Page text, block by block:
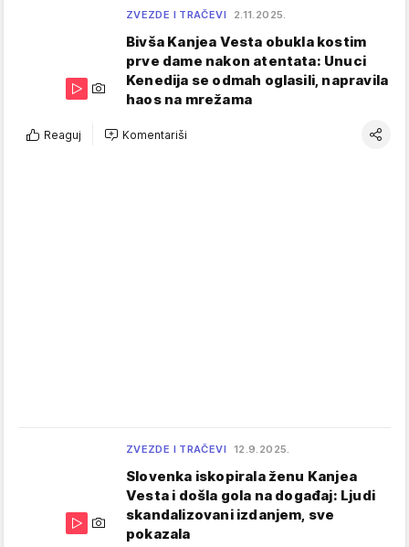
ZVEZDE I TRAČEVI 2.11.2025.
Bivša Kanjea Vesta obukla kostim
prve dame nakon atentata: Unuci
Kenedija se odmah oglasili, napravila
haos na mrežama
Reaguj Komentariši
ZVEZDE I TRAČEVI 12.9.2025.
Slovenka iskopirala ženu Kanjea
Vesta i došla gola na događaj: Ljudi
skandalizovani izdanjem, sve
pokazala